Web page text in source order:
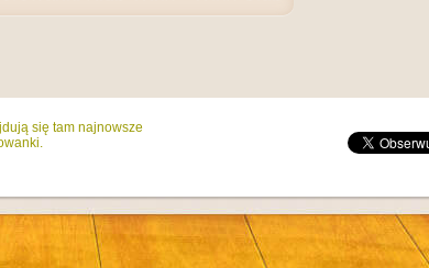
się tam najnowsze